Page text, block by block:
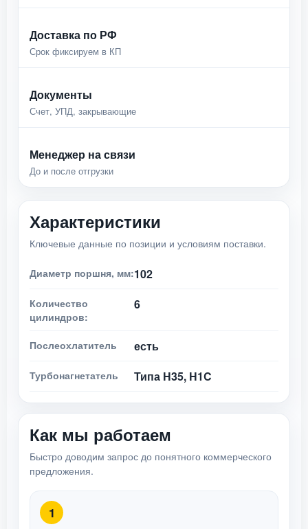
Доставка по РФ
Срок фиксируем в КП
Документы
Счет, УПД, закрывающие
Менеджер на связи
До и после отгрузки
Характеристики
Ключевые данные по позиции и условиям поставки.
Диаметр поршня, мм:102
Количество
цилиндров:
6
Послеохлатитель есть
Турбонагнетатель Типа H35, H1C
Как мы работаем
Быстро доводим запрос до понятного коммерческого
предложения.
1